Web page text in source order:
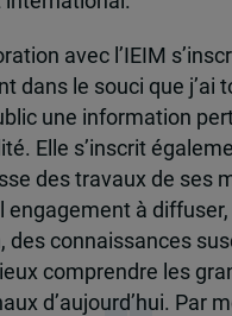
avec l’IEIM
dans le souci que j’ai
une information
Elle s’inscrit
des travaux de ses
engagement à
des connaissances
comprendre les
d’aujourd’hui. Par